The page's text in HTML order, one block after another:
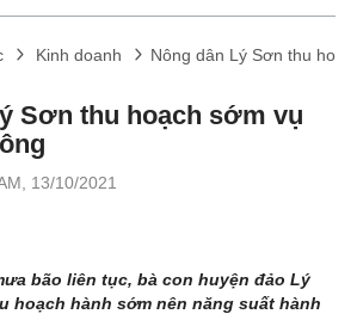
Kinh doanh Nông dân Lý Sơn thu
Sơn thu hoạch sớm vụ
13/10/2021
bão liên tục, bà con huyện đảo Lý
hoạch hành sớm nên năng suất hành